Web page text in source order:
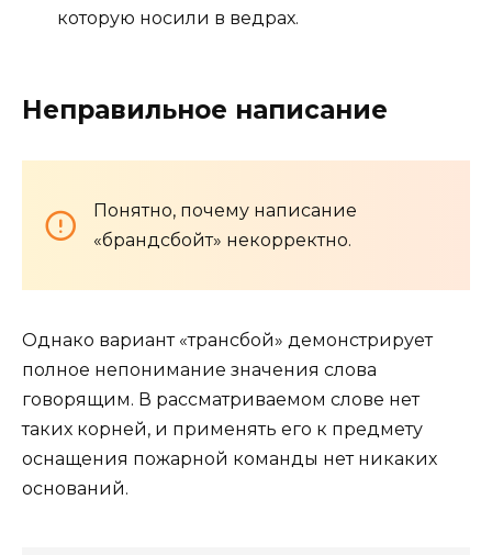
которую носили в ведрах.
Неправильное написание
Понятно, почему написание
«брандсбойт» некорректно.
Однако вариант «трансбой» демонстрирует
полное непонимание значения слова
говорящим. В рассматриваемом слове нет
таких корней, и применять его к предмету
оснащения пожарной команды нет никаких
оснований.